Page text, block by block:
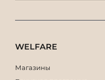
WELFARE
Магазины